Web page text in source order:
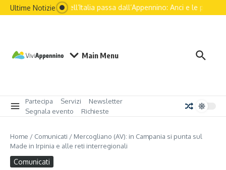
Salta al contenuto
Ultime Notizie
Il futuro dell’Italia passa dall’Appennino: Anci e le
Main Menu
Partecipa Servizi
Newsletter
Segnala evento
Richieste
Home / Comunicati / Mercogliano (AV): in Campania si punta sul
Made in Irpinia e alle reti interregionali
Comunicati